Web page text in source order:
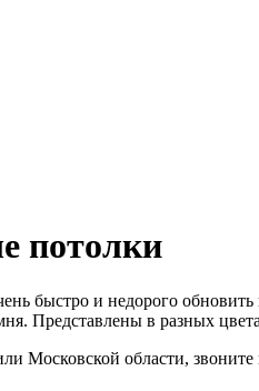
потолки
быстро и недорого
Представлены в разных
Московской области,